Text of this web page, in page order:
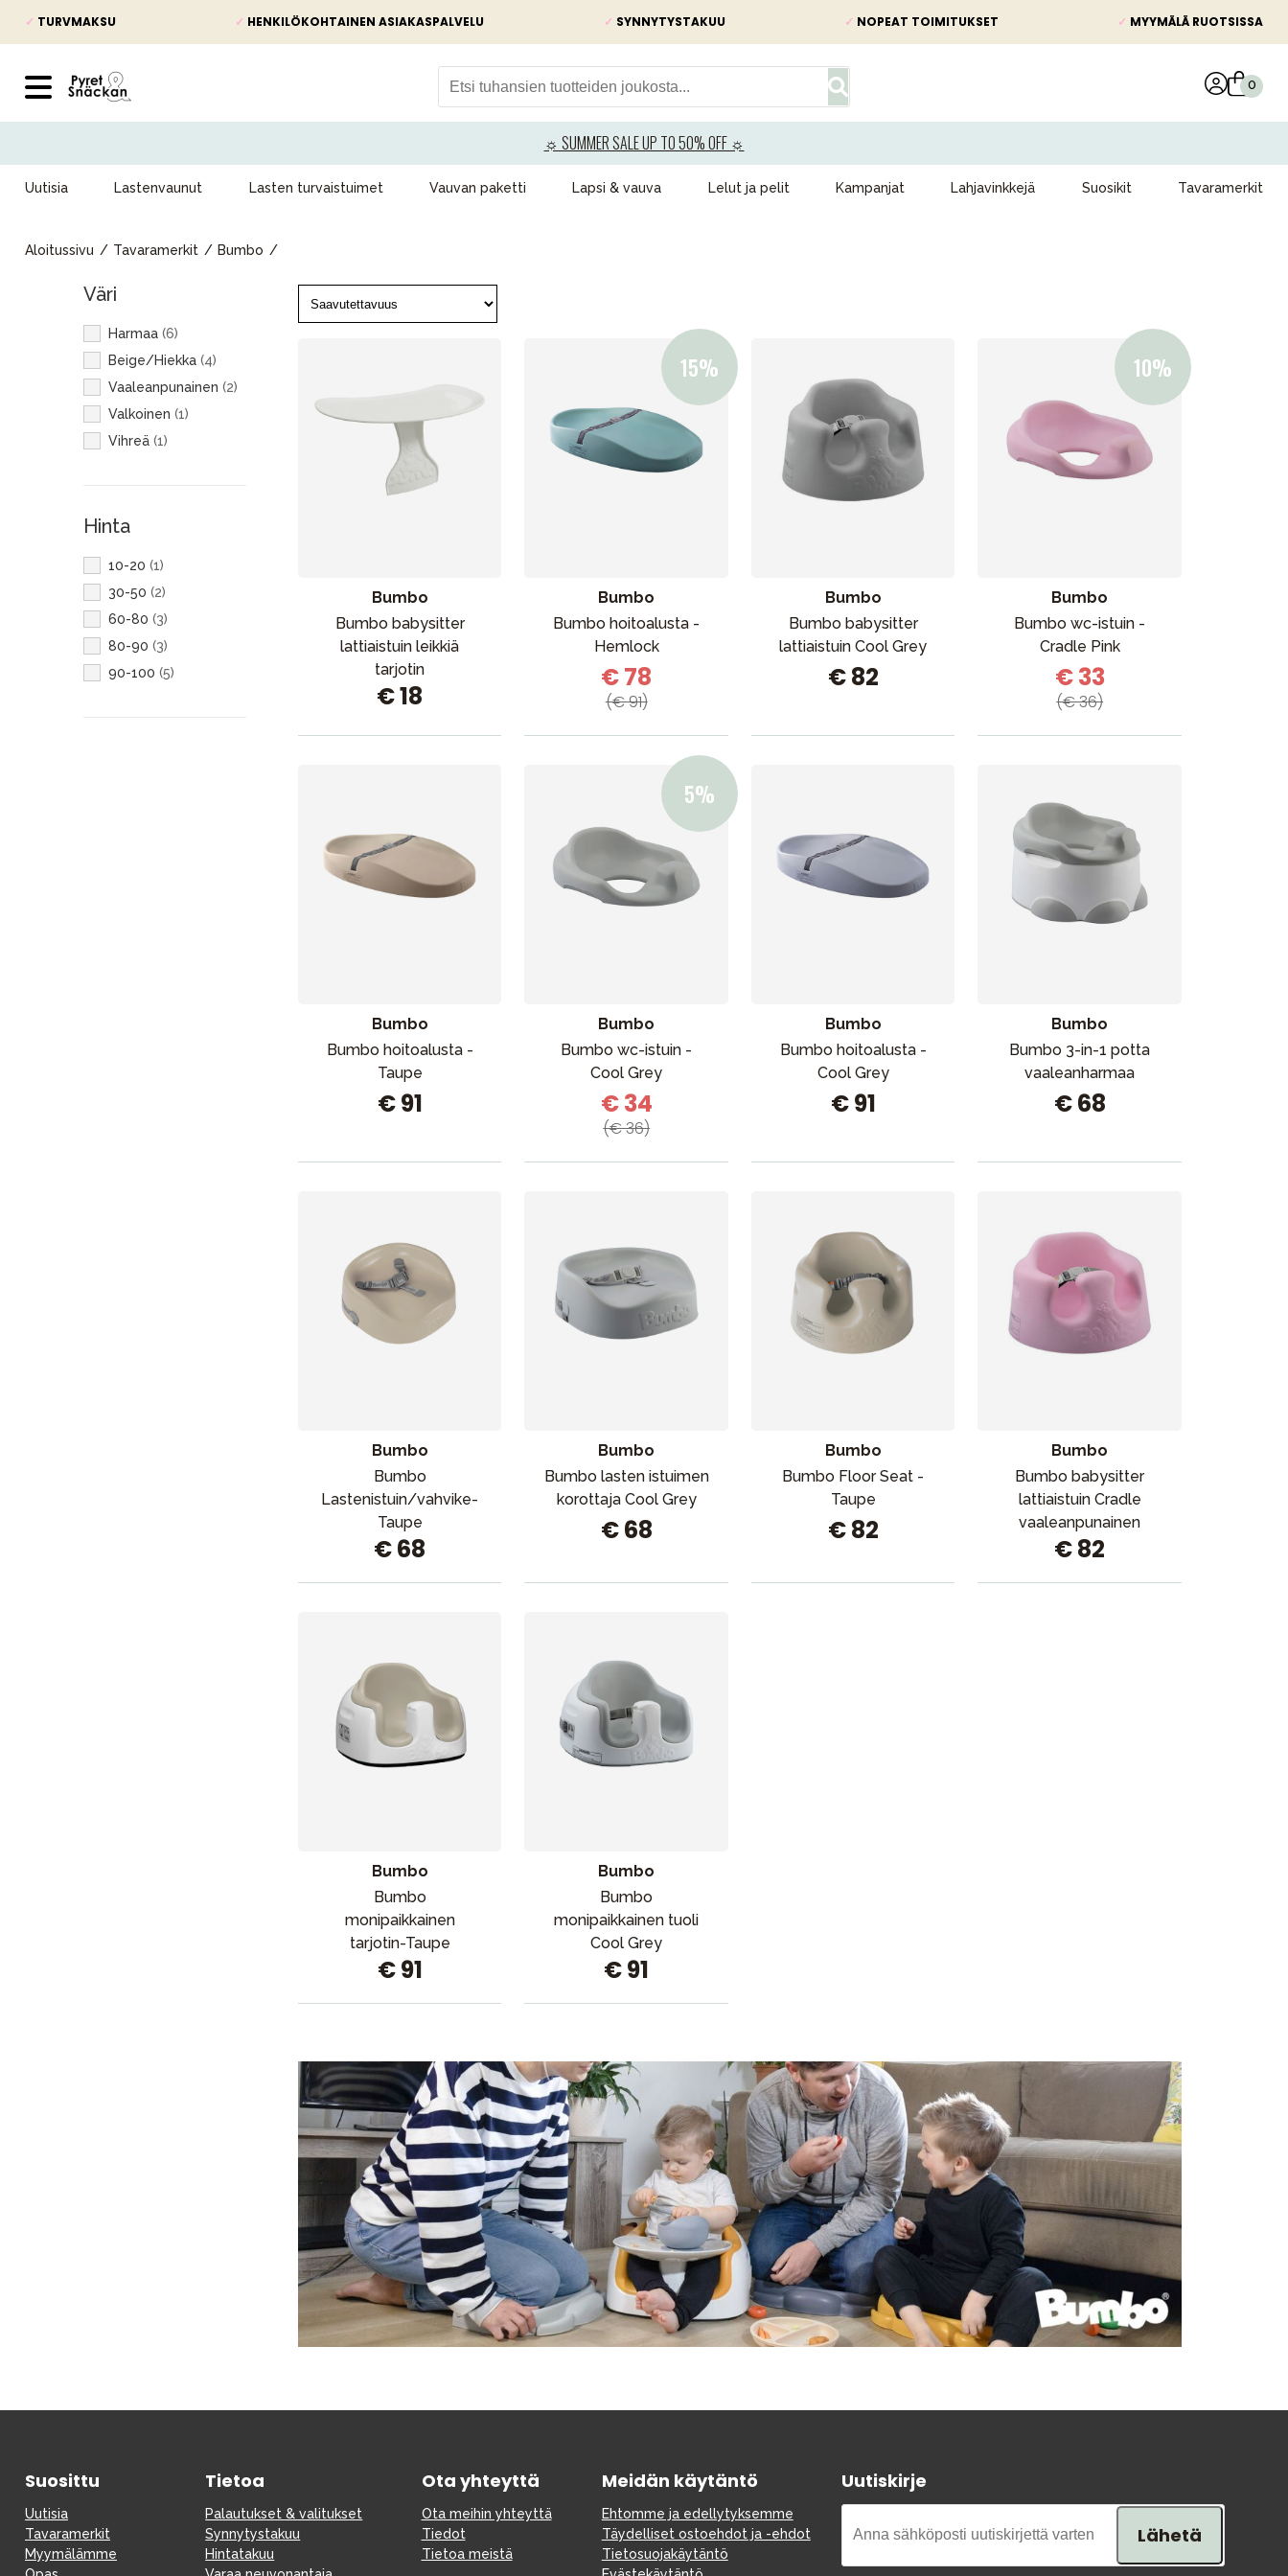
✓ TURVMAKSU ✓ HENKILÖKOHTAINEN ASIAKASPALVELU ✓ SYNNYTYSTAKUU ✓ NOPEAT TOIMITUKSET ✓ MYYMÄLÄ RUOTSISSA
☼ SUMMER SALE UP TO 50% OFF ☼
Uutisia Lastenvaunut Lasten turvaistuimet Vauvan paketti Lapsi & vauva Lelut ja pelit Kampanjat Lahjavinkkejä Suosikit Tavaramerkit
Aloitussivu Tavaramerkit Bumbo
Väri
Harmaa (6)
Beige/Hiekka (4)
Vaaleanpunainen (2)
Valkoinen (1)
Vihreä (1)
Hinta
10-20 (1)
30-50 (2)
60-80 (3)
80-90 (3)
90-100 (5)
Bumbo
Bumbo babysitter
lattiaistuin leikkiä
tarjotin
€ 18
Bumbo
Bumbo hoitoalusta -
Hemlock
€ 78
(€ 91)
Bumbo
Bumbo babysitter
lattiaistuin Cool Grey
€ 82
Bumbo
Bumbo wc-istuin -
Cradle Pink
€ 33
(€ 36)
Bumbo
Bumbo hoitoalusta -
Taupe
€ 91
Bumbo
Bumbo wc-istuin -
Cool Grey
€ 34
(€ 36)
Bumbo
Bumbo hoitoalusta -
Cool Grey
€ 91
Bumbo
Bumbo 3-in-1 potta
vaaleanharmaa
€ 68
Bumbo
Bumbo
Lastenistuin/vahvike-
Taupe
€ 68
Bumbo
Bumbo lasten istuimen
korottaja Cool Grey
€ 68
Bumbo
Bumbo Floor Seat -
Taupe
€ 82
Bumbo
Bumbo babysitter
lattiaistuin Cradle
vaaleanpunainen
€ 82
Bumbo
Bumbo
monipaikkainen
tarjotin-Taupe
€ 91
Bumbo
Bumbo
monipaikkainen tuoli
Cool Grey
€ 91
Suosittu
Uutisia
Tavaramerkit
Myymälämme
Tietoa
Palautukset & valitukset
Synnytystakuu
Hintatakuu
Ota yhteyttä
Ota meihin yhteyttä
Tiedot
Tietoa meistä
Meidän käytäntö
Ehtomme ja edellytyksemme
Täydelliset ostoehdot ja -ehdot
Tietosuojakäytäntö
Uutiskirje
Lähetä
Uutisia
Lastenvaunut
Lasten turvaistuimet
Äiti & Isä
Huonekalut & vuodevaatteet
Tarvikkeet
Kampanjat
Lahjavinkkejä
Suosikit